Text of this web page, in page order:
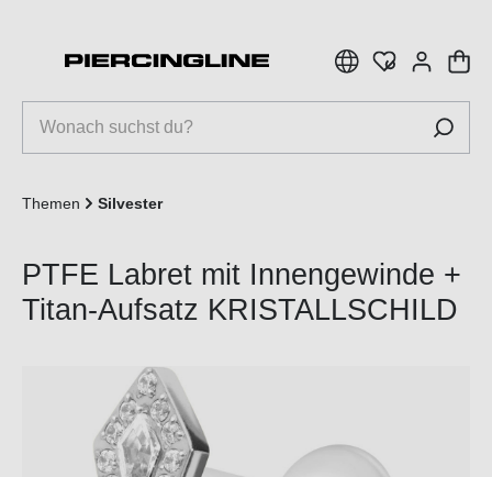
Themen Silvester
PTFE Labret mit Innengewinde +
Titan-Aufsatz KRISTALLSCHILD